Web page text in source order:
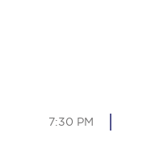
7:30 PM